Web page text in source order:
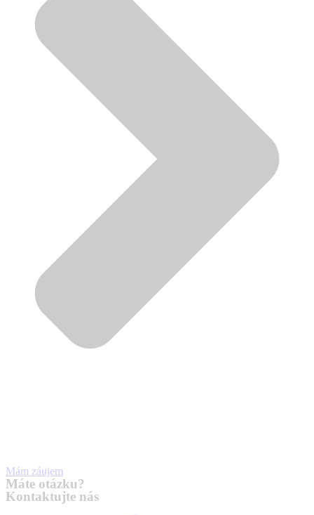
Mám záujem
Máte otázku?
Kontaktujte nás